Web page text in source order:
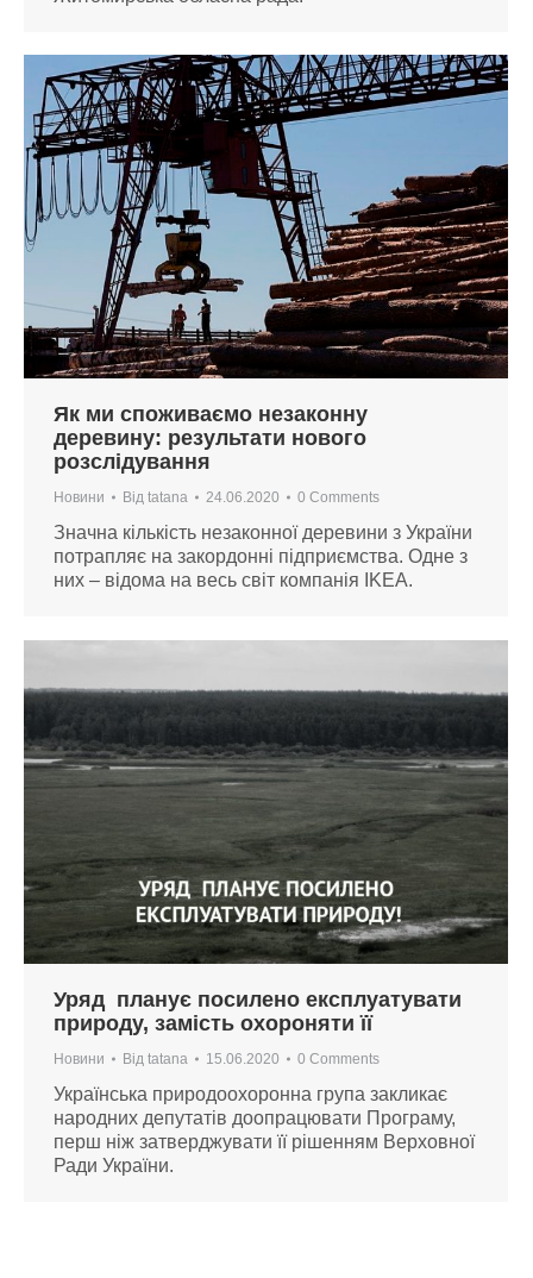
Як ми споживаємо незаконну
деревину: результати нового
розслідування
Новини Від tatana 24.06.2020 0 Comments
Значна кількість незаконної деревини з України
потрапляє на закордонні підприємства. Одне з
них – відома на весь світ компанія IKEA.
Уряд планує посилено експлуатувати
природу, замість охороняти її
Новини Від tatana 15.06.2020 0 Comments
Українська природоохоронна група закликає
народних депутатів доопрацювати Програму,
перш ніж затверджувати її рішенням Верховної
Ради України.